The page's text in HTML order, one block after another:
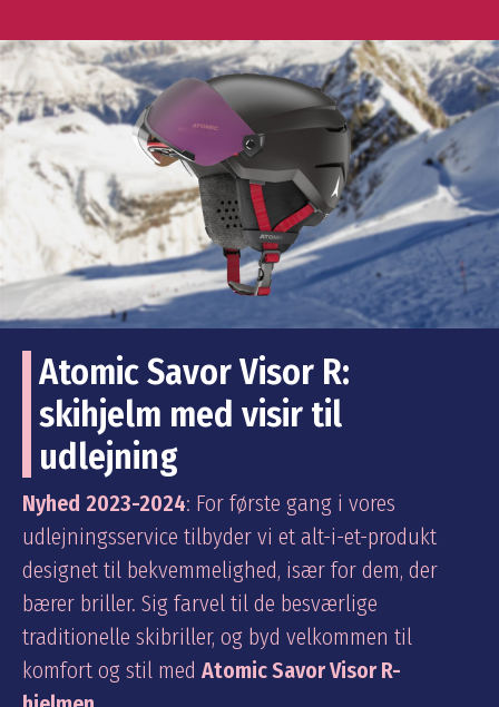
Atomic Savor Visor R:
skihjelm med visir til
udlejning
Nyhed 2023-2024: For første gang i vores
udlejningsservice tilbyder vi et alt-i-et-produkt
designet til bekvemmelighed, især for dem, der
bærer briller. Sig farvel til de besværlige
traditionelle skibriller, og byd velkommen til
komfort og stil med Atomic Savor Visor R-